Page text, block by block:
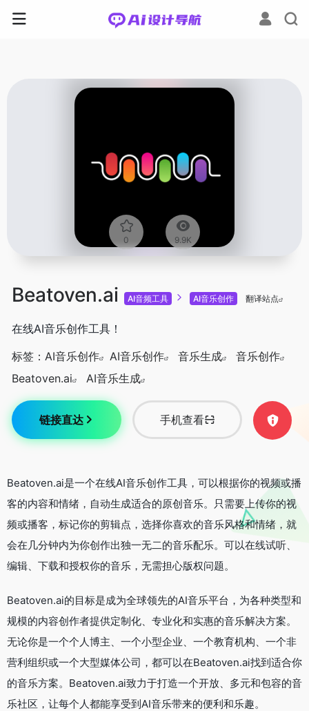
0 9.9K
Beatoven.ai AI音频工具 AI音乐创作 翻译站点
在线AI音乐创作工具！
标签： AI音乐创作 AI音乐创作 音乐生成
音乐创作
Beatoven.ai
AI音乐生成
链接直达 手机查看
Beatoven.ai是一个在线AI音乐创作工具，可以根据你的视频或播
客的内容和情绪，自动生成适合的原创音乐。只需要上传你的视
频或播客，标记你的剪辑点，选择你喜欢的音乐风格和情绪，就
会在几分钟内为你创作出独一无二的音乐配乐。可以在线试听、
编辑、下载和授权你的音乐，无需担心版权问题。
Beatoven.ai的目标是成为全球领先的AI音乐平台，为各种类型和
规模的内容创作者提供定制化、专业化和实惠的音乐解决方案。
无论你是一个个人博主、一个小型企业、一个教育机构、一个非
营利组织或一个大型媒体公司，都可以在Beatoven.ai找到适合你
的音乐方案。Beatoven.ai致力于打造一个开放、多元和包容的音
乐社区，让每个人都能享受到AI音乐带来的便利和乐趣。